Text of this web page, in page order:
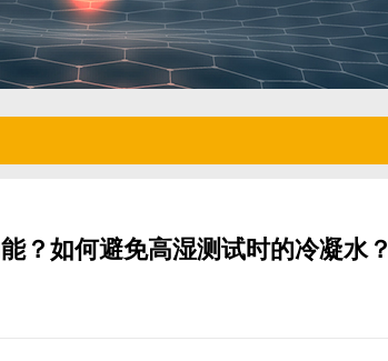
？如何避免高湿测试时的冷凝水？